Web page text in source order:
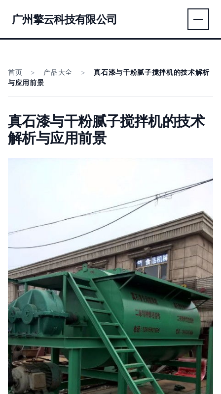
广州擎云科技有限公司
首页 > 产品大全 >
真石漆与干粉腻子搅拌机的技术解析
与应用前景
真石漆与干粉腻子搅拌机的技术
解析与应用前景